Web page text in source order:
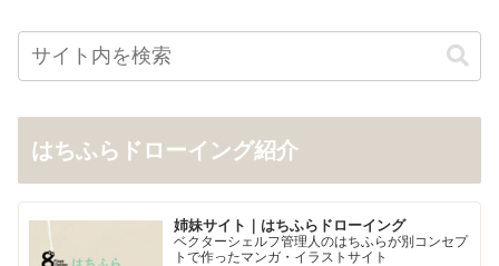
はちふらドローイング紹介
姉妹サイト｜はちふらドローイング
ベクターシェルフ管理人のはちふらが別コンセプ
トで作ったマンガ・イラストサイト